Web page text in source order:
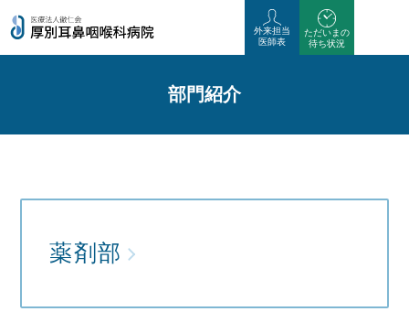
外来担当
医師表
ただいまの
待ち状況
部門紹介
外来担当
医師表
ただいまの
待ち状況
薬剤部